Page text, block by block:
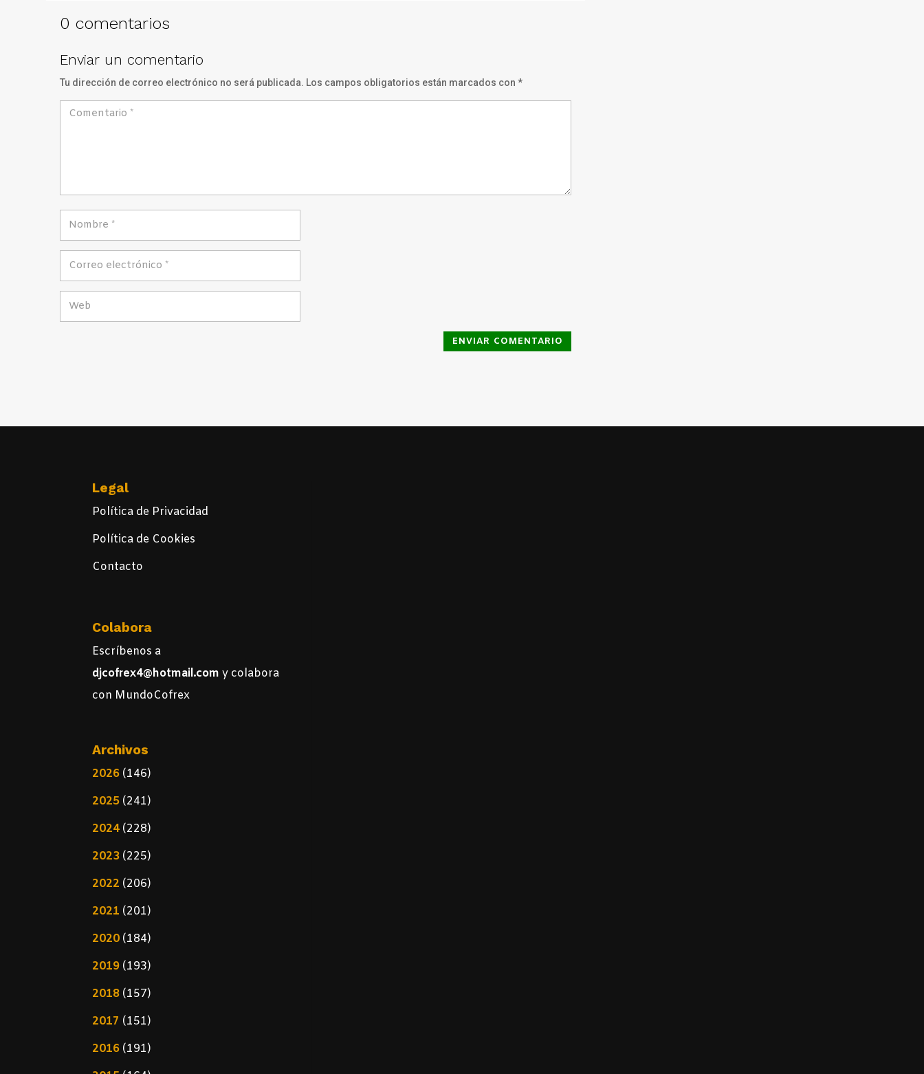
0 comentarios
Enviar un comentario
Tu dirección de correo electrónico no será publicada. Los campos obligatorios están marcados con*
ENVIAR COMENTARIO
Legal
Política de Privacidad
Política de Cookies
Contacto
Colabora
Escríbenos a
djcofrex4@hotmail.comy colabora
con MundoCofrex
Archivos
2026 (146)
2025 (241)
2024 (228)
2023 (225)
2022 (206)
2021 (201)
2020 (184)
2019 (193)
2018 (157)
2017 (151)
2016 (191)